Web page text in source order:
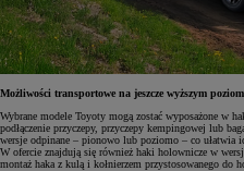
Możliwości transportowe na jeszcze wyższym
Wybrane modele Toyoty mogą zostać wyposażone w
podłączenie przyczepy, przyczepy kempingowej lub
wersje odpinane – pionowo lub poziomo – co ułatwia
W ofercie znajdują się również haki holownicze w
montaż haka z kulą i kołnierzem przystosowanego do